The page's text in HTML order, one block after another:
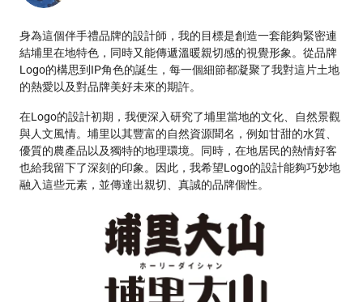
身為這個伴手禮品牌的設計師，我的目標是創造一套能夠緊密連
結埔里在地特色，同時又能傳遞溫暖親切感的視覺形象。從品牌
Logo的構思到IP角色的誕生，每一個細節都凝聚了我對這片土地
的熱愛以及對品牌美好未來的期許。
在Logo的設計初期，我便深入研究了埔里當地的文化、自然景觀
與人文風情。埔里以其豐富的自然資源聞名，例如甘甜的水質、
優質的農產品以及獨特的地理環境。同時，在地居民的熱情好客
也給我留下了深刻的印象。因此，我希望Logo的設計能夠巧妙地
融入這些元素，並傳達出親切、真誠的品牌個性。